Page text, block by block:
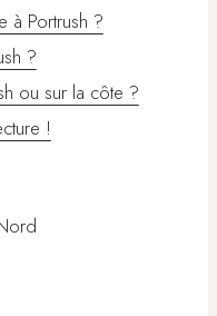
à Portrush ?
?
ou sur la côte ?
!